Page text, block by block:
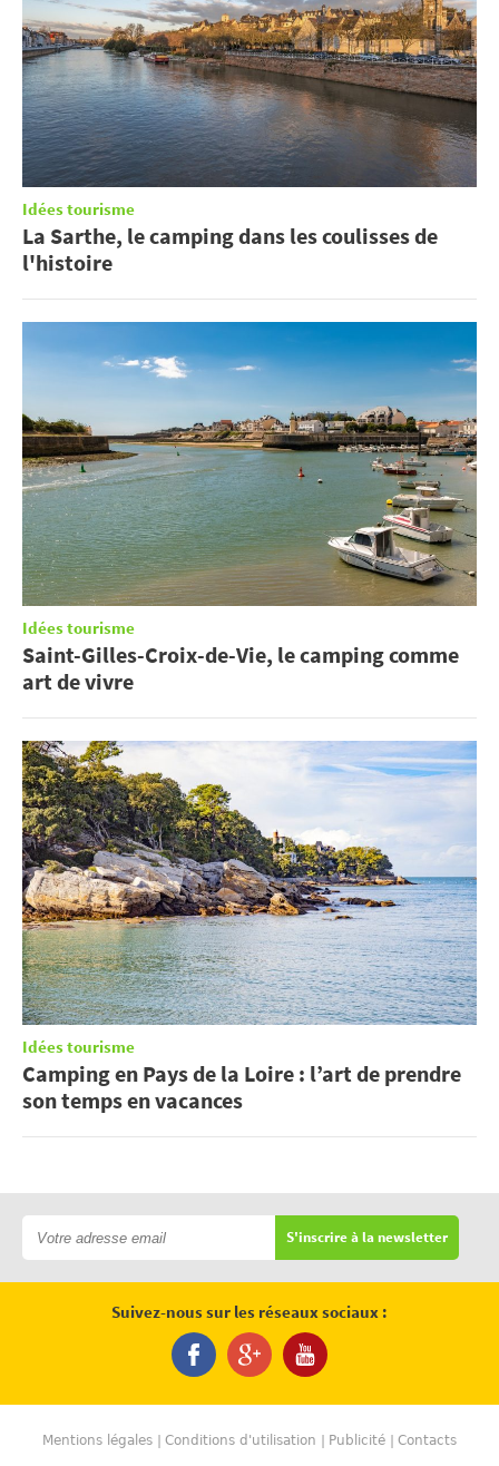
Idées tourisme
La Sarthe, le camping dans les coulisses de
l'histoire
Idées tourisme
Saint-Gilles-Croix-de-Vie, le camping comme
art de vivre
Idées tourisme
Camping en Pays de la Loire : l’art de prendre
son temps en vacances
S'inscrire à la newsletter
Suivez-nous sur les réseaux sociaux :
Mentions légales Conditions d'utilisation Publicité Contacts